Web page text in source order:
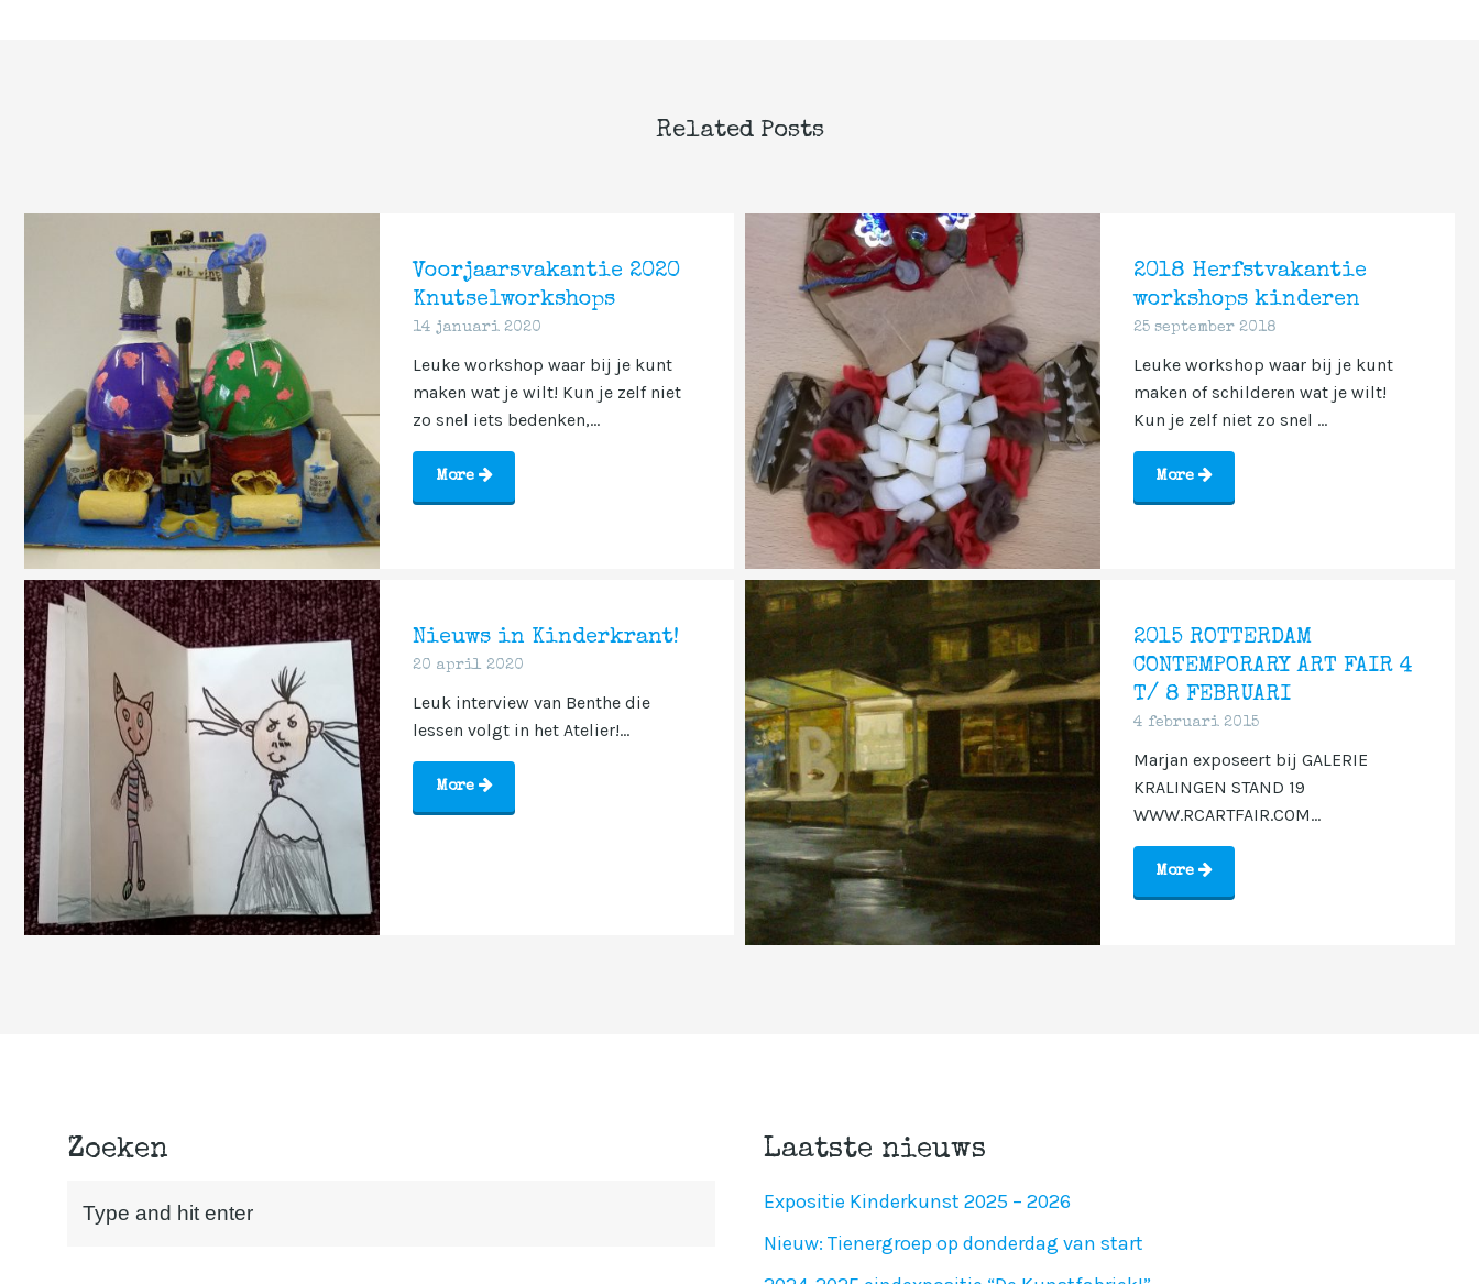
Related Posts
Voorjaarsvakantie 2020
Knutselworkshops
14 januari 2020
Leuke workshop waar bij je kunt
maken wat je wilt! Kun je zelf niet
zo snel iets bedenken,...
More
2018 Herfstvakantie
workshops kinderen
25 september 2018
Leuke workshop waar bij je kunt
maken of schilderen wat je wilt!
Kun je zelf niet zo snel ...
More
Nieuws in Kinderkrant!
20 april 2020
Leuk interview van Benthe die
lessen volgt in het Atelier!...
More
2015 ROTTERDAM
CONTEMPORARY ART FAIR 4
T/ 8 FEBRUARI
4 februari 2015
Marjan exposeert bij GALERIE
KRALINGEN STAND 19
WWW.RCARTFAIR.COM...
More
Zoeken Laatste nieuws
Expositie Kinderkunst 2025 – 2026
Nieuw: Tienergroep op donderdag van start